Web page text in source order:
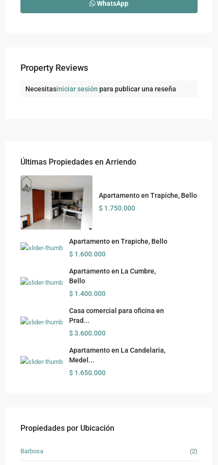
WhatsApp
Property Reviews
Necesitasiniciar sesión para publicar una reseña
Últimas Propiedades en Arriendo
Apartamento en Trapiche, Bello
$ 1.750.000
Apartamento en Trapiche, Bello
$ 1.600.000
Apartamento en La Cumbre,
Bello
$ 1.400.000
Casa comercial para oficina en
Prad...
$ 3.600.000
Apartamento en La Candelaria,
Medel...
$ 1.650.000
Propiedades por Ubicación
Barbosa (2)